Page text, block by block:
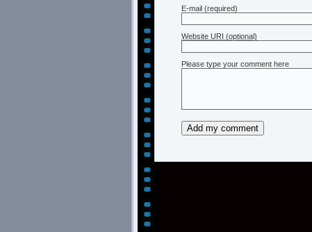
E-mail (required)
Website URI (optional)
Please type your comment here